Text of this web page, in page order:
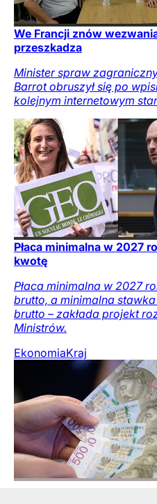
We Francji znów
przeszkadza
Minister spraw
Barrot obruszył się po
kolejnym internetowym
Płaca minimalna w 2027
kwotę
Płaca minimalna w 2027
brutto, a minimalna
brutto – zakłada projekt
Ministrów.
EkonomiaKraj